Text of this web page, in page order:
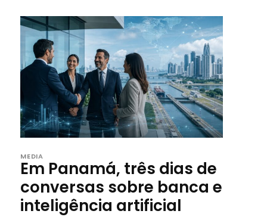
MEDIA
Em Panamá, três dias de
conversas sobre banca e
inteligência artificial